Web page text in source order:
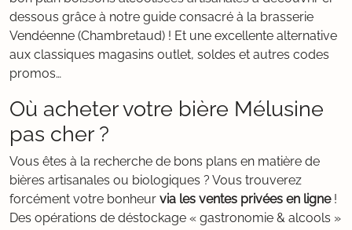
dessous grâce à notre guide consacré à la brasserie
Vendéenne (Chambretaud) ! Et une excellente alternative
aux classiques magasins outlet, soldes et autres codes
promos…
Où acheter votre bière Mélusine
pas cher ?
Vous êtes à la recherche de bons plans en matière de
bières artisanales ou biologiques ? Vous trouverez
forcément votre bonheur via les ventes privées en ligne!
Des opérations de déstockage « gastronomie & alcools »